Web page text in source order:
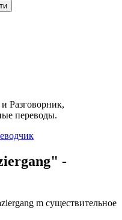
Разговорник,
переводы.
-
m существительное